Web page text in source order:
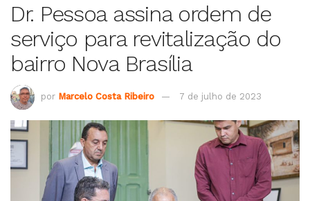
Dr. Pessoa assina ordem de
serviço para revitalização do
bairro Nova Brasília
por Marcelo Costa Ribeiro 7 de julho de 2023